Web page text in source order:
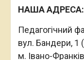
НАША АДРЕСА:
Педагогічний
вул. Бандери, 1
м. Івано-